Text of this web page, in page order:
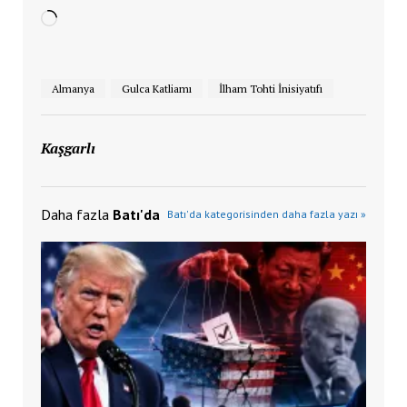
Yükleniyor...
Almanya Gulca Katliamı İlham Tohti İnisiyatıfı
Kaşgarlı
Daha fazla Batı'da Batı'da kategorisinden daha fazla yazı »